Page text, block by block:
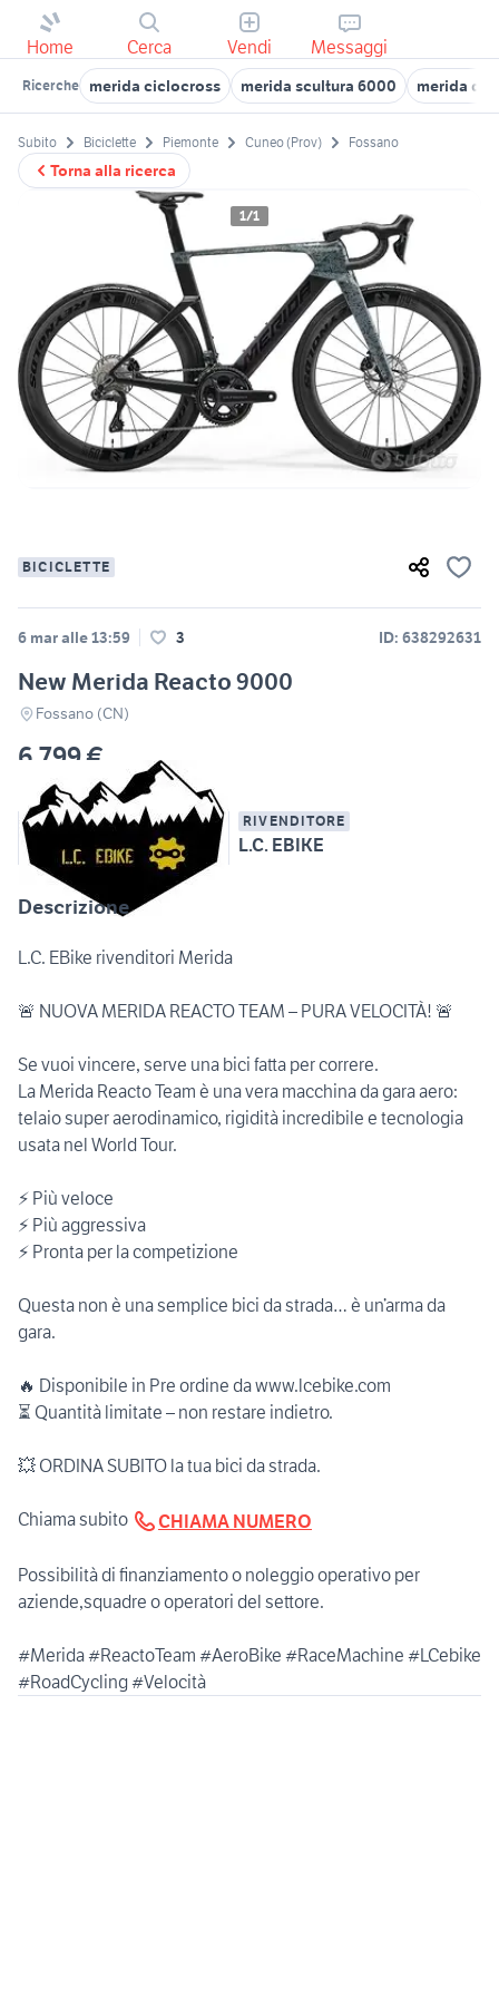
Home Cerca Vendi Messaggi
Ricerche merida ciclocross merida scultura 6000 merida
Torna alla ricerca
Subito Biciclette Piemonte Cuneo (Prov) Fossano
1/1
BICICLETTE
6 mar alle 13:59 3 ID: 638292631
New Merida Reacto 9000
Fossano (CN)
6.799 €
RIVENDITORE
L.C. EBIKE
Descrizione
L.C. EBike rivenditori Merida
🚨 NUOVA MERIDA REACTO TEAM – PURA VELOCITÀ! 🚨
Se vuoi vincere, serve una bici fatta per correre.
La Merida Reacto Team è una vera macchina da gara aero:
telaio super aerodinamico, rigidità incredibile e tecnologia
usata nel World Tour.
⚡ Più veloce
⚡ Più aggressiva
⚡ Pronta per la competizione
Questa non è una semplice bici da strada… è un’arma da
gara.
🔥 Disponibile in Pre ordine da www.lcebike.com
⏳ Quantità limitate – non restare indietro.
💥 ORDINA SUBITO la tua bici da strada.
Chiama subito CHIAMA NUMERO
Possibilità di finanziamento o noleggio operativo per
aziende,squadre o operatori del settore.
#Merida #ReactoTeam #AeroBike #RaceMachine #LCebike
#RoadCycling #Velocità